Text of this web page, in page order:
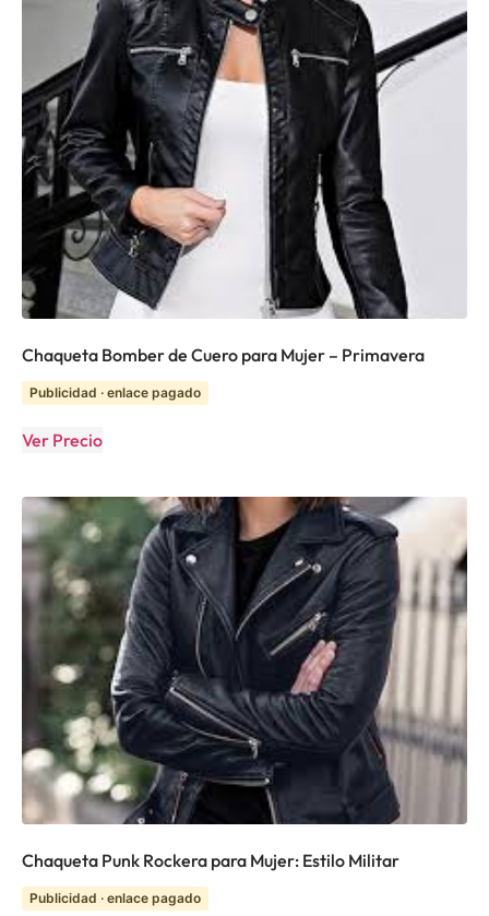
Chaqueta Bomber de Cuero para Mujer – Primavera
Publicidad · enlace pagado
Ver Precio
Chaqueta Punk Rockera para Mujer: Estilo Militar
Publicidad · enlace pagado